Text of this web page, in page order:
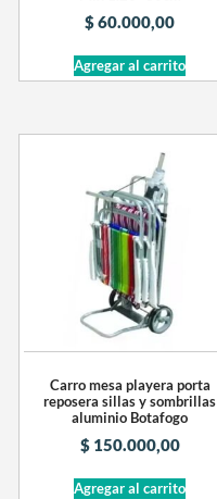
$60.000,00
Agregar al carrito
Carro mesa playera porta
reposera sillas y sombrillas
aluminio Botafogo
$150.000,00
Agregar al carrito